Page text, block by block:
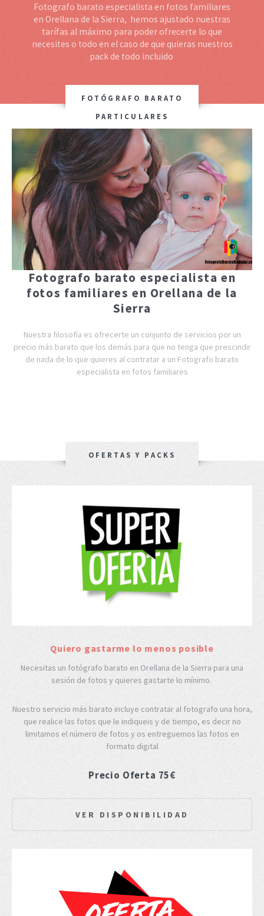
Fotografo barato especialista en fotos familiares
en Orellana de la Sierra, hemos ajustado nuestras
tarífas al máximo para poder ofrecerte lo que
necesites o todo en el caso de que quieras nuestros
pack de todo incluido
FOTÓGRAFO BARATO
PARTICULARES
Fotografo barato especialista en
fotos familiares en Orellana de la
Sierra
Nuestra filosofía es ofrecerte un conjunto de servicios por un
precio más barato que los demás para que no tenga que prescindir
de nada de lo que quieres al contratar a un Fotografo barato
especialista en fotos familiares
OFERTAS Y PACKS
Quiero gastarme lo menos posible
Necesitas un fotógrafo barato en Orellana de la Sierra para una
sesión de fotos y quieres gastarte lo mínimo.
Nuestro servicio más barato incluye contratar al fotografo una hora,
que realice las fotos que le indiqueis y de tiempo, es decir no
limitamos el número de fotos y os entreguemos las fotos en
formato digital
Precio Oferta 75€
VER DISPONIBILIDAD